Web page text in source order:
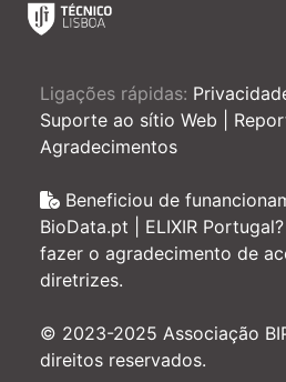
Ligações rápidas:
Suporte ao sítio Web
Agradecimentos
Beneficiou de
BioData.pt | ELIXIR
fazer o agradecimento de
diretrizes.
© 2023-2025 Associação
direitos reservados.